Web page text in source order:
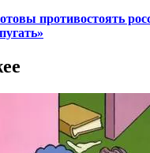
противостоять